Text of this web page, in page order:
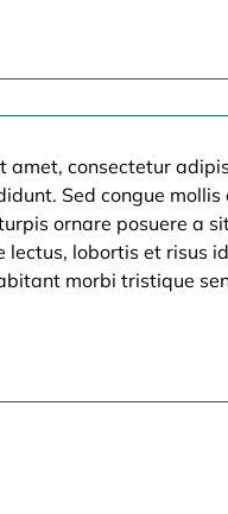
amet, consectetur
Sed congue mollis
ornare posuere a
lectus, lobortis et risus
morbi tristique